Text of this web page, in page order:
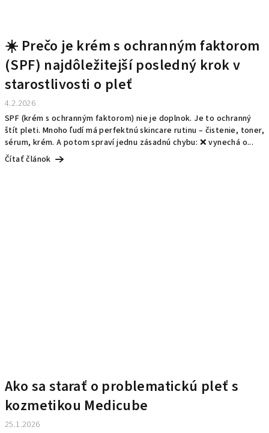
☀️ Prečo je krém s ochranným faktorom
(SPF) najdôležitejší posledný krok v
starostlivosti o pleť
4.2.2026
SPF (krém s ochranným faktorom) nie je doplnok. Je to ochranný
štít pleti. Mnoho ľudí má perfektnú skincare rutinu – čistenie, toner,
sérum, krém. A potom spraví jednu zásadnú chybu: ❌ vynechá o...
Čítať článok
Ako sa starať o problematickú pleť s
kozmetikou Medicube
25.1.2026